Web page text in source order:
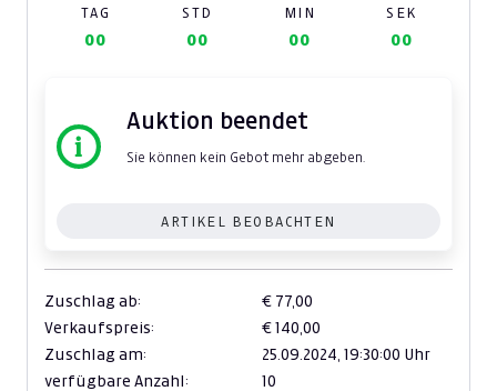
TAG STD MIN SEK
00 00 00 00
Auktion beendet
Sie können kein Gebot mehr abgeben.
ARTIKEL BEOBACHTEN
Zuschlag ab:
€ 77,00
Verkaufspreis:
€ 140,00
Zuschlag am:
25.09.2024, 19:30:00 Uhr
verfügbare Anzahl:
10